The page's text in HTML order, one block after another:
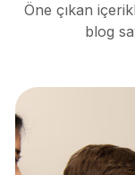
Öne çıkan
blog